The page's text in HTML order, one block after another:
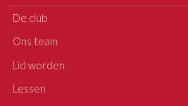
De club
Ons team
Lid worden
Lessen